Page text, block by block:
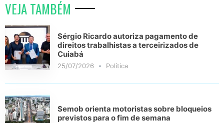
VEJA TAMBÉM
Sérgio Ricardo autoriza pagamento de
direitos trabalhistas a terceirizados de
Cuiabá
25/07/2026 Política
Semob orienta motoristas sobre bloqueios
previstos para o fim de semana